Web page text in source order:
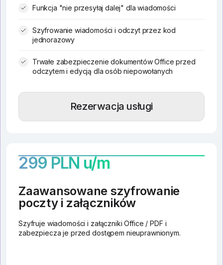
Funkcja "nie przesyłaj dalej" dla wiadomości
Szyfrowanie wiadomości i odczyt przez kod
jednorazowy
Trwałe zabezpieczenie dokumentów Office przed
odczytem i edycją dla osób niepowołanych
Rezerwacja usługi
299 PLN u/m
Zaawansowane szyfrowanie
poczty i załączników
Szyfruje wiadomości i załączniki Office / PDF i
zabezpiecza je przed dostępem nieuprawnionym.